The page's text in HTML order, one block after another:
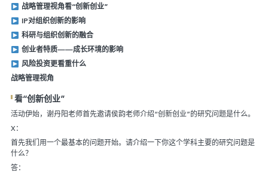
战略管理视角看“创新创业”
IP对组织创新的影响
科研与组织创新的融合
创业者特质——成长环境的影响
风险投资更看重什么
战略管理视角
看“创新创业”
活动伊始，谢丹阳老师首先邀请侯韵老师介绍“创新创业”的研究问题是什么。
X：
首先我们用一个最基本的问题开始。请介绍一下你这个学科主要的研究问题是
什么？
答：